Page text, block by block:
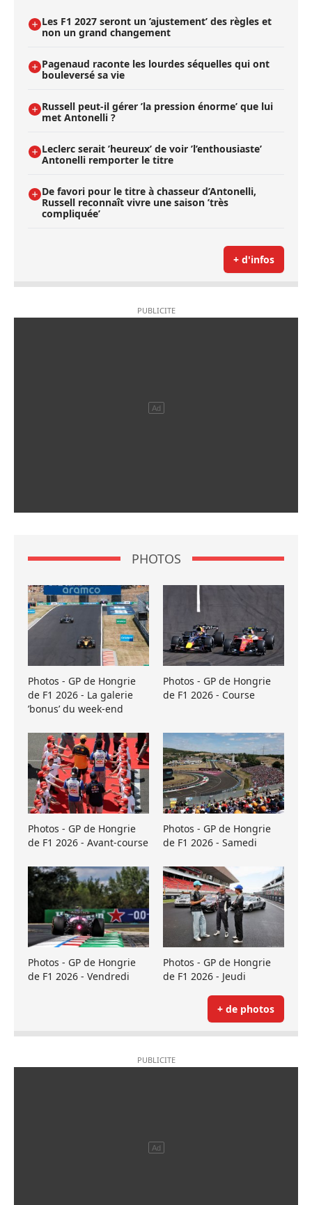
Les F1 2027 seront un ’ajustement’ des règles et
non un grand changement
Pagenaud raconte les lourdes séquelles qui ont
bouleversé sa vie
Russell peut-il gérer ’la pression énorme’ que lui
met Antonelli ?
Leclerc serait ’heureux’ de voir ’l’enthousiaste’
Antonelli remporter le titre
De favori pour le titre à chasseur d’Antonelli,
Russell reconnaît vivre une saison ’très
compliquée’
+ d'infos
PHOTOS
Photos - GP de Hongrie
de F1 2026 - La galerie
’bonus’ du week-end
Photos - GP de Hongrie
de F1 2026 - Course
Photos - GP de Hongrie
de F1 2026 - Avant-course
Photos - GP de Hongrie
de F1 2026 - Samedi
Photos - GP de Hongrie
de F1 2026 - Vendredi
Photos - GP de Hongrie
de F1 2026 - Jeudi
+ de photos